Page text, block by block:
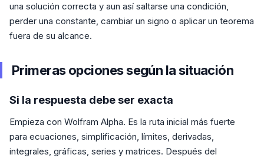
una solución correcta y aun así saltarse una condición,
perder una constante, cambiar un signo o aplicar un teorema
fuera de su alcance.
Primeras opciones según la situación
Si la respuesta debe ser exacta
Empieza con Wolfram Alpha. Es la ruta inicial más fuerte
para ecuaciones, simplificación, límites, derivadas,
integrales, gráficas, series y matrices. Después del